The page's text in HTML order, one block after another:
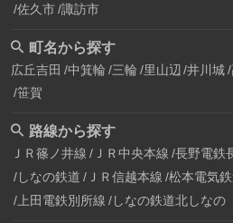
佐久市 諏訪市
町名から探す
広丘吉田 中箕輪 三輪 里山辺 井川城
笹賀
路線から探す
ＪＲ篠ノ井線 ＪＲ中央本線 長野電鉄
しなの鉄道 ＪＲ信越本線 松本電気
上田電鉄別所線 しなの鉄道北しなの